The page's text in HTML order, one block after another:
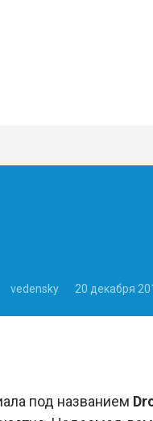
vedensky 20 декабря
под названием